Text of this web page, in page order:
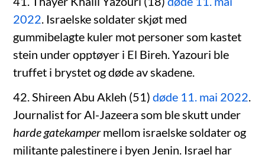
2022. Israelske soldater skjøt med
gummibelagte kuler mot personer som kastet
stein under opptøyer i El Bireh. Yazouri ble
truffet i brystet og døde av skadene.
42. Shireen Abu Akleh (51)døde 11. mai 2022.
Journalist for Al-Jazeera som ble skutt under
harde gatekampermellom israelske soldater og
militante palestinere i byen Jenin. Israel har